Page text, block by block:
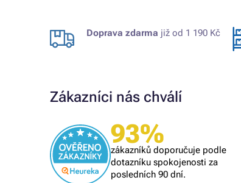
Doprava zdarma již od 1 190 Kč
Zákazníci nás chválí
93%
zákazníků doporučuje podle
dotazníku spokojenosti za
posledních 90 dní.
Ověřený zákazník
naprostý spoleh
vše O,K,